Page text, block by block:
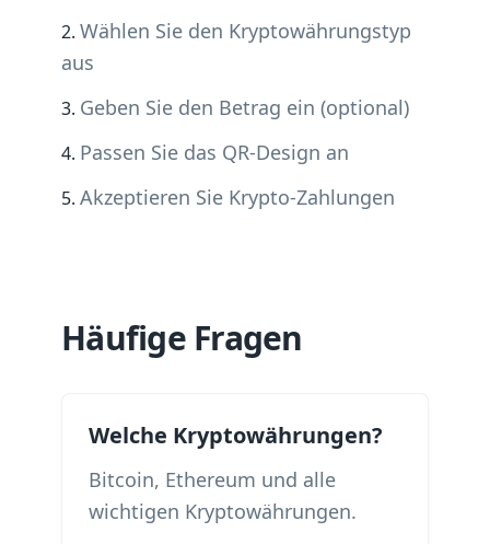
Wählen Sie den Kryptowährungstyp
aus
Geben Sie den Betrag ein (optional)
Passen Sie das QR-Design an
Akzeptieren Sie Krypto-Zahlungen
Häufige Fragen
Welche Kryptowährungen?
Bitcoin, Ethereum und alle
wichtigen Kryptowährungen.